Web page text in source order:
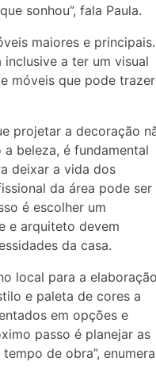
sonhou”, fala Paula.
maiores e principais.
a ter um visual
móveis que pode
projetar a decoração
beleza, é fundamental
deixar a vida dos
da área pode ser
é escolher um
e arquiteto devem
da casa.
local para a
e paleta de cores a
em opções e
passo é planejar as
de obra”, enumera